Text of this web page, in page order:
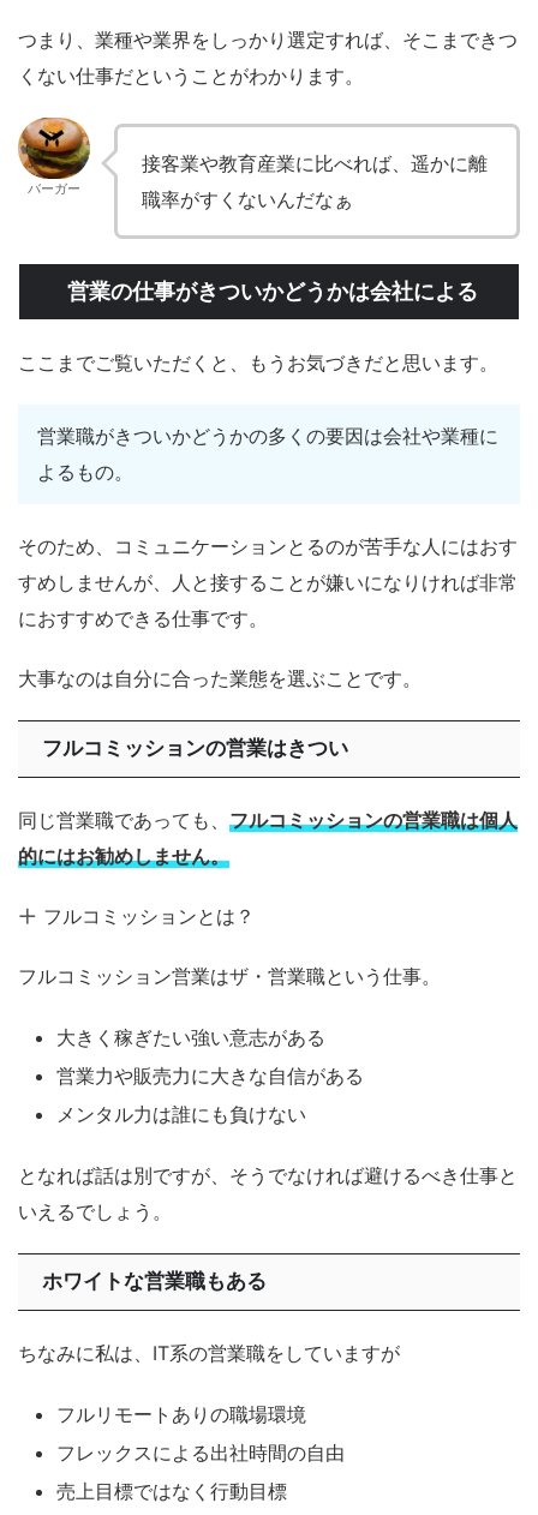
つまり、業種や業界をしっかり選定すれば、そこまできつ
くない仕事だということがわかります。
バーガー
接客業や教育産業に比べれば、遥かに離
職率がすくないんだなぁ
営業の仕事がきついかどうかは会社による
ここまでご覧いただくと、もうお気づきだと思います。
営業職がきついかどうかの多くの要因は会社や業種に
よるもの。
そのため、コミュニケーションとるのが苦手な人にはおす
すめしませんが、人と接することが嫌いになりければ非常
におすすめできる仕事です。
大事なのは自分に合った業態を選ぶことです。
フルコミッションの営業はきつい
同じ営業職であっても、 フルコミッションの営業職は個人
的にはお勧めしません。
フルコミッションとは？
フルコミッション営業はザ・営業職という仕事。
大きく稼ぎたい強い意志がある
営業力や販売力に大きな自信がある
メンタル力は誰にも負けない
となれば話は別ですが、そうでなければ避けるべき仕事と
いえるでしょう。
ホワイトな営業職もある
ちなみに私は、IT系の営業職をしていますが
フルリモートありの職場環境
フレックスによる出社時間の自由
売上目標ではなく行動目標